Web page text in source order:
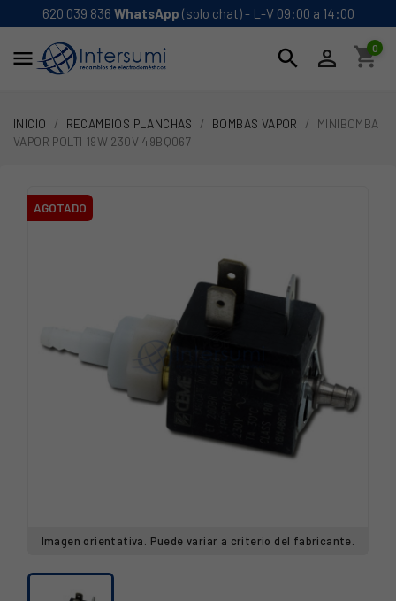
620 039 836 WhatsApp (solo chat) - L-V 09:00 a 14:00
 search  shopping_cart
0
INICIO RECAMBIOS PLANCHAS BOMBAS VAPOR
MINIBOMBA
VAPOR POLTI 19W 230V 49BQ067
AGOTADO
Imagen orientativa. Puede variar a criterio del fabricante.